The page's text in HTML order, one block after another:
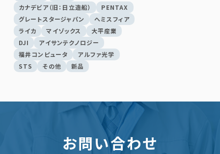
カナデビア（旧：日立造船）
PENTAX
グレートスタージャパン
へミスフィア
ライカ
マイゾックス
大平産業
DJI
アイサンテクノロジー
福井コンピュータ
アルファ光学
STS
その他 新品
お問い合わせ